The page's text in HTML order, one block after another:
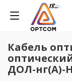
Кабель
ДОЛ-нг(А)-